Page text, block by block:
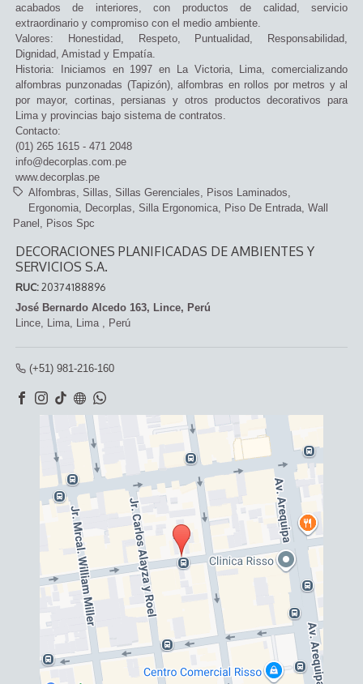
acabados de interiores, con productos de calidad, servicio
extraordinario y compromiso con el medio ambiente.
Valores: Honestidad, Respeto, Puntualidad, Responsabilidad,
Dignidad, Amistad y Empatía.
Historia: Iniciamos en 1997 en La Victoria, Lima, comercializando
alfombras punzonadas (Tapizón), alfombras en rollos por metros y al
por mayor, cortinas, persianas y otros productos decorativos para
Lima y provincias bajo sistema de contratos.
Contacto:
(01) 265 1615 - 471 2048
info@decorplas.com.pe
www.decorplas.pe
Alfombras
Sillas Sillas Gerenciales
Pisos Laminados
Ergonomia
Decorplas Silla Ergonomica Piso De Entrada Wall
Panel
Pisos Spc
DECORACIONES PLANIFICADAS DE AMBIENTES Y
SERVICIOS S.A.
RUC:20374188896
José Bernardo Alcedo 163, Lince, Perú
Lince, Lima, Lima , Perú
(+51) 981-216-160